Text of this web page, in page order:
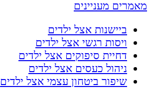
מאמרים מעניינים
ביישנות אצל ילדים
ויסות רגשי אצל ילדים
דחיית סיפוקים אצל ילדים
ניהול כעסים אצל ילדים
שיפור ביטחון עצמי אצל ילדים